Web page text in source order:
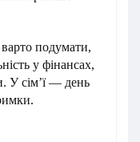
подумати,
у фінансах,
У сім’ї — день